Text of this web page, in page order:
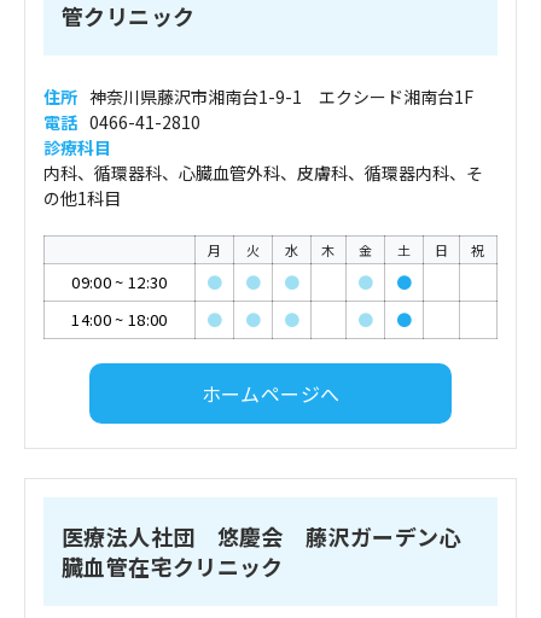
管クリニック
住所 神奈川県藤沢市湘南台1-9-1 エクシード湘南台1F
電話 0466-41-2810
診療科目
内科、循環器科、心臓血管外科、皮膚科、循環器内科、そ
の他1科目
月 火 水 木 金 土 日 祝
09:00~ 12:30 ● ● ● ●
●
14:00~ 18:00 ● ● ● ● ●
ホームページへ
医療法人社団 悠慶会 藤沢ガーデン心
臓血管在宅クリニック